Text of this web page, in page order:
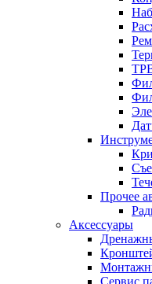
Прочее
Аксессуары
Сервис